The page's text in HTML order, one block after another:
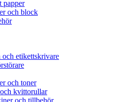
papper
och block
etikettskrivare
och toner
kvittorullar
och tillbehör